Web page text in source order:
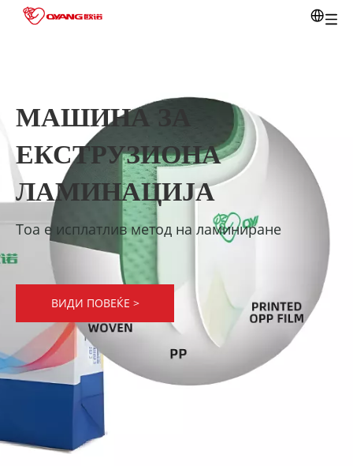
МАШИНА ЗА
ЕКСТРУЗИОНА
ЛАМИНАЦИЈА
Тоа е исплатлив метод на ламиниране
ВИДИ ПОВЕЌЕ >